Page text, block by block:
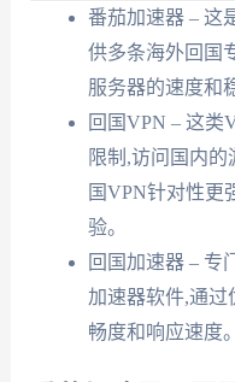
番茄加速器 – 这
供多条海外回国
服务器的速度和
回国VPN – 这类
限制,访问国内
国VPN针对性更
验。
回国加速器 – 专
加速器软件,通过
畅度和响应速度。